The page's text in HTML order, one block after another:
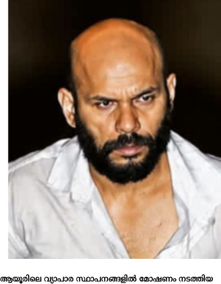
ആയൂരിലെ വ്യാപാര സ്ഥാപനങ്ങളിൽ മോഷണം നടത്തിയ
പ്രതി തൃശ്ശൂരിൽ പിടിയിലായി
ആയൂരിലെ വ്യാപാര സ്ഥാപനങ്ങളിൽ മോഷണം നടത്തിയ പ്രതി
തൃശ്ശൂരിൽ പിടിയിലായി. ഇന്നലെ തൃശൂർ വലപ്പാട്...